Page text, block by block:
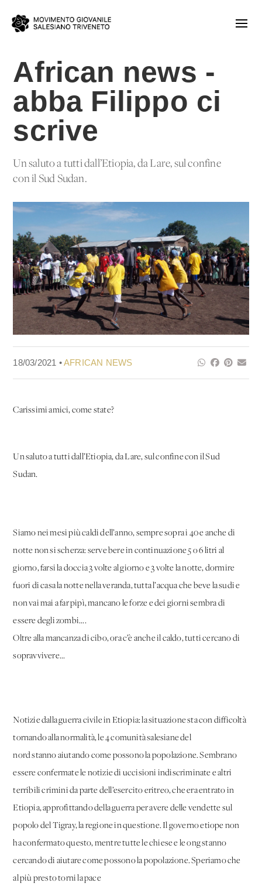
African news -
abba Filippo ci
scrive
Un saluto a tutti dall’Etiopia, da Lare, sul confine
con il Sud Sudan.
18/03/2021 •AFRICAN NEWS
Carissimi amici, come state?
Un saluto a tutti dall’Etiopia, da Lare, sul confine con il Sud
Sudan.
Siamo nei mesi più caldi dell’anno, sempre sopra i 40 e anche di
notte non si scherza: serve bere in continuazione 5 o 6 litri al
giorno, farsi la doccia 3 volte al giorno e 3 volte la notte, dormire
fuori di casa la notte nella veranda, tutta l’acqua che beve la sudi e
non vai mai a far pipì, mancano le forze e dei giorni sembra di
essere degli zombi....
Oltre alla mancanza di cibo, ora c’è anche il caldo, tutti cercano di
sopravvivere...
Notizie dalla guerra civile in Etiopia: la situazione sta con difficoltà
tornando alla normalità, le 4 comunità salesiane del
nord stanno aiutando come possono la popolazione. Sembrano
essere confermate le notizie di uccisioni indiscriminate e altri
terribili crimini da parte dell’esercito eritreo, che era entrato in
Etiopia, approfittando della guerra per avere delle vendette sul
popolo del Tigray, la regione in questione. Il governo etiope non
ha confermato questo, mentre tutte le chiese e le ong stanno
cercando di aiutare come possono la popolazione. Speriamo che
al più presto torni la pace